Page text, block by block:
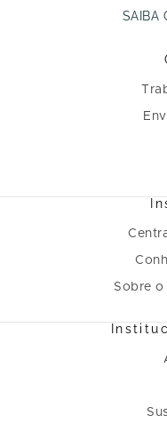
SAIBA
Sobre o